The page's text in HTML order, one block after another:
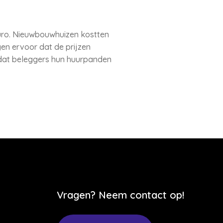
Nieuwbouwhuizen kostten
ervoor dat de prijzen
beleggers hun huurpanden
Vragen? Neem contact op!